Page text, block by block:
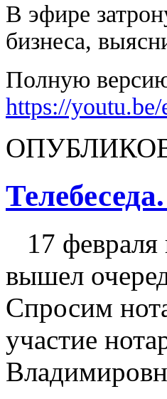
В эфире
бизнеса,
Полную
https://
17 февраля
вышел
Спросим
участие